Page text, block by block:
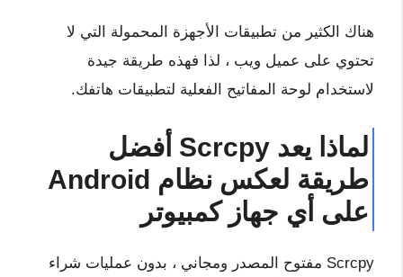
هناك الكثير من تطبيقات الأجهزة المحمولة التي لا
تحتوي على عميل ويب ، لذا فهذه طريقة جيدة
لاستخدام لوحة المفاتيح الفعلية لتطبيقات هاتفك.
لماذا يعد Scrcpy أفضل
طريقة لعكس نظام Android
على أي جهاز كمبيوتر
Scrcpy مفتوح المصدر ومجاني ، بدون عمليات شراء